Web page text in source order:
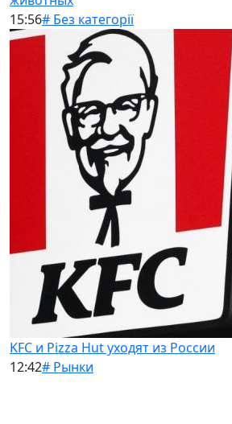
15:56# Без категорії
KFC и Pizza Hut уходят из России
12:42# Рынки